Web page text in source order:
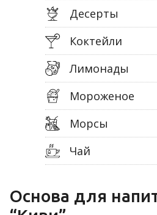
Десерты
Коктейли
Лимонады
Мороженое
Морсы
Чай
Основа для